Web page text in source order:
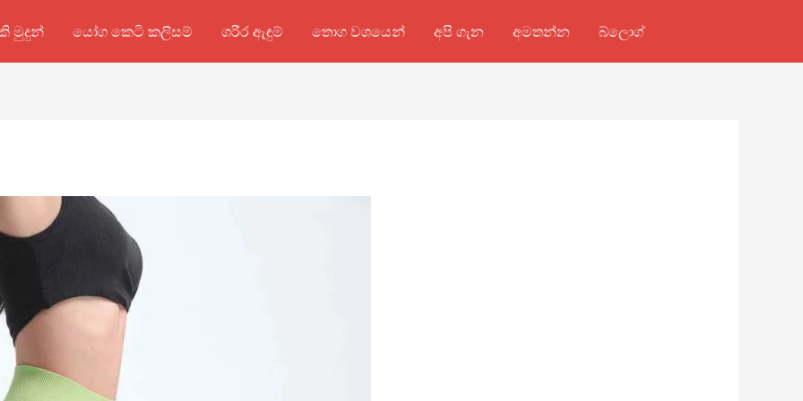
මුදුන් යෝග කෙටි කලිසම් ශරීර ඇඳුම් තොග වශයෙන් අපි ගැන අමතන්න බ්ලොග්